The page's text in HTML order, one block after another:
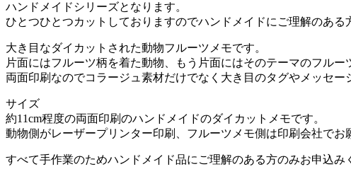
ハンドメイドシリーズとなります。
ひとつひとつカットしておりますのでハンドメイドにご理解のある
大き目なダイカットされた動物フルーツメモです。
片面にはフルーツ柄を着た動物、もう片面にはそのテーマのフルー
両面印刷なのでコラージュ素材だけでなく大き目のタグやメッセー
サイズ
約11cm程度の両面印刷のハンドメイドのダイカットメモです。
動物側がレーザープリンター印刷、フルーツメモ側は印刷会社でお
すべて手作業のためハンドメイド品にご理解のある方のみお申込み